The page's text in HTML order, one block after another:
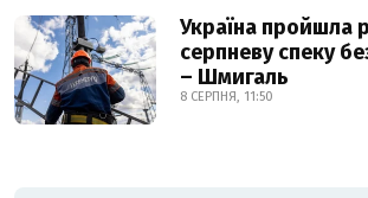
Україна пройшла
серпневу спеку
– Шмигаль
8 СЕРПНЯ, 11:50